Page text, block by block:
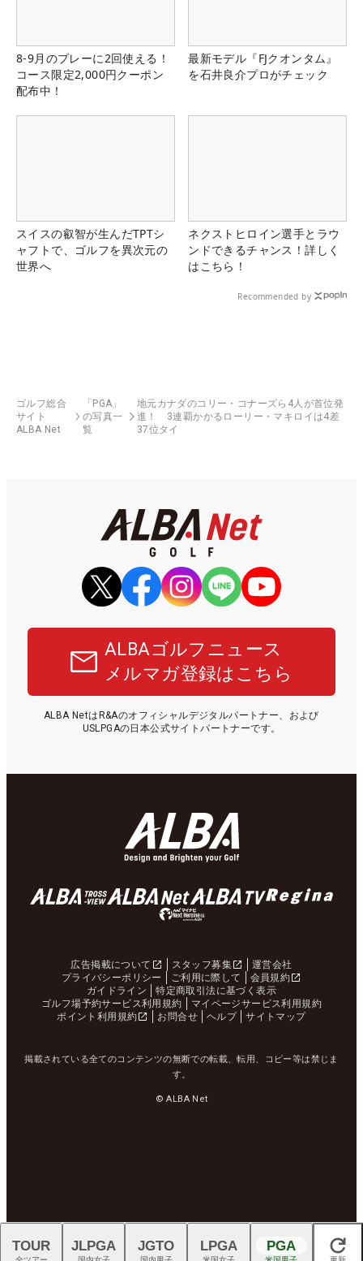
8-9月のプレーに2回使える！
コース限定2,000円クーポン
配布中！
最新モデル『FJクオンタム』
を石井良介プロがチェック
スイスの叡智が生んだTPTシ
ャフトで、ゴルフを異次元の
世界へ
ネクストヒロイン選手とラウ
ンドできるチャンス！詳しく
はこちら！
Recommended by
ゴルフ総合
サイト
ALBA Net
「PGA」
の写真一
覧
地元カナダのコリー・コナーズら4人が首位発
進！ 3連覇かかるローリー・マキロイは4差
37位タイ
ALBAゴルフニュース
メルマガ登録はこちら
ALBA NetはR&Aのオフィシャルデジタルパートナー、および
USLPGAの日本公式サイトパートナーです。
広告掲載について スタッフ募集
運営会社
プライバシーポリシー
ご利用に際して
会員規約
ガイドライン
特定商取引法に基づく表示
ゴルフ場予約サービス利用規約
マイページサービス利用規約
ポイント利用規約
お問合せ ヘルプ サイトマップ
掲載されている全てのコンテンツの無断での転載、転用、コピー等は禁じま
す。
© ALBA Net
閉じる
TOUR JLPGA JGTO LPGA PGA